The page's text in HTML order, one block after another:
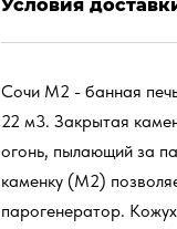
Условия
Сочи М2 - банная
22 м3. Закрытая
огонь, пылающий за
каменку (М2)
парогенератор.